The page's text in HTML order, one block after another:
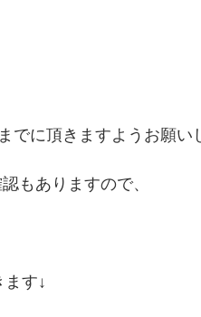
でに頂きますようお願い
もありますので、
す↓